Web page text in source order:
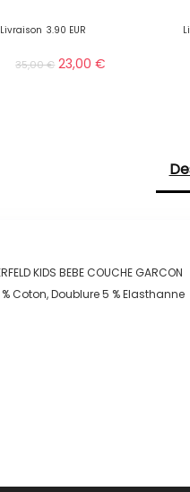
Livraison 3.90 EUR
35,00€ 23,00€
KIDS BEBE COUCHE GARCON
Coton, Doublure 5 % Elasthanne